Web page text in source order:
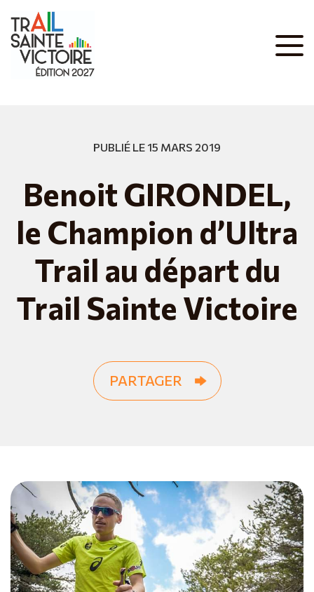
PUBLIÉ LE 15 MARS 2019
Benoit GIRONDEL,
le Champion d’Ultra
Trail au départ du
Trail Sainte Victoire
PARTAGER